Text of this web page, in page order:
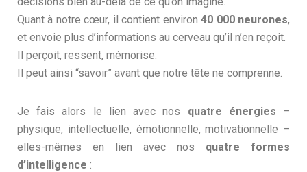
Quant à notre cœur, il contient environ40 000 neurones,
et envoie plus d’informations au cerveau qu’il n’en reçoit.
Il perçoit, ressent, mémorise.
Il peut ainsi “savoir” avant que notre tête ne comprenne.
Je fais alors le lien avec nos quatre énergies –
physique, intellectuelle, émotionnelle, motivationnelle –
elles-mêmes en lien avec nos quatre formes
d’intelligence :